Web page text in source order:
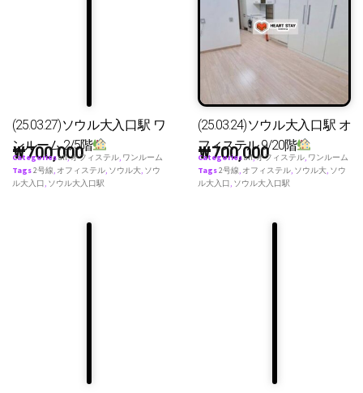
(25.03.27)ソウル大入口駅 ワ
ンルーム 2/5階
₩700,000
Categoriesall,オフィステル, ワンルーム
Tags2号線, オフィステル, ソウル大, ソウ
ル大入口, ソウル大入口駅
(25.03.24)ソウル大入口駅 オ
フィステル 9/20階
₩700,000
Categoriesall,オフィステル, ワンルーム
Tags2号線, オフィステル, ソウル大, ソウ
ル大入口, ソウル大入口駅